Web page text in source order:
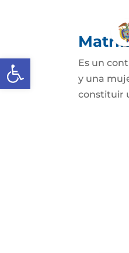
Abrir barra de
Es un
y una
constituir